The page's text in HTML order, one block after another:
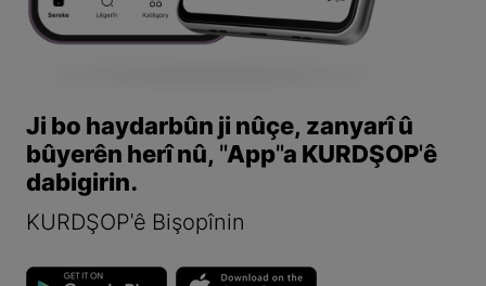
Ji bo haydarbûn ji nûçe, zanyarî û
bûyerên herî nû, "App"a KURDŞOP'ê
dabigirin.
KURDŞOP'ê Bişopînin